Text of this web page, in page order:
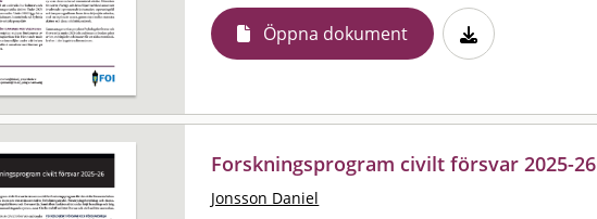
Öppna dokument
Forskningsprogram civilt försvar 2025-26
Jonsson Daniel